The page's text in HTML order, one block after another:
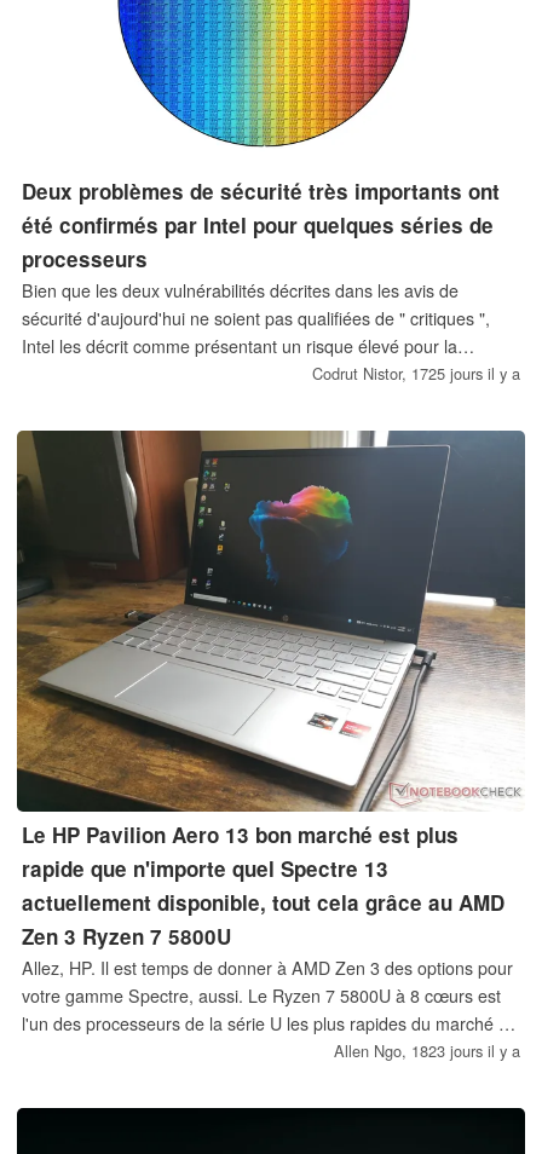
Deux problèmes de sécurité très importants ont
été confirmés par Intel pour quelques séries de
processeurs
Bien que les deux vulnérabilités décrites dans les avis de
sécurité d'aujourd'hui ne soient pas qualifiées de " critiques ",
Intel les décrit comme présentant un risque élevé pour la
sécurité. Les deux problèmes visent les processeurs Intel des
BIOS permettront de corriger ces failles de sécurité.
Codrut Nistor, 1725 jours il y a
Le HP Pavilion Aero 13 bon marché est plus
rapide que n'importe quel Spectre 13
actuellement disponible, tout cela grâce au AMD
Zen 3 Ryzen 7 5800U
Allez, HP. Il est temps de donner à AMD Zen 3 des options pour
votre gamme Spectre, aussi. Le Ryzen 7 5800U à 8 cœurs est
l'un des processeurs de la série U les plus rapides du marché et
pourtant il n'est pas disponible sur la meilleure série
Allen Ngo, 1823 jours il y a